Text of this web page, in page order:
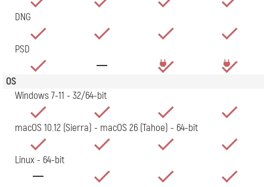
DNG
PSD
OS
Windows 7-11 - 32/64-bit
macOS 10.12 (Sierra) - macOS 26 (Tahoe) - 64-bit
Linux - 64-bit